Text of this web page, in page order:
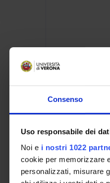
Consenso
Uso responsabile dei
Noi e i nostri 1022
cookie per memorizzare
personalizzati, misurare